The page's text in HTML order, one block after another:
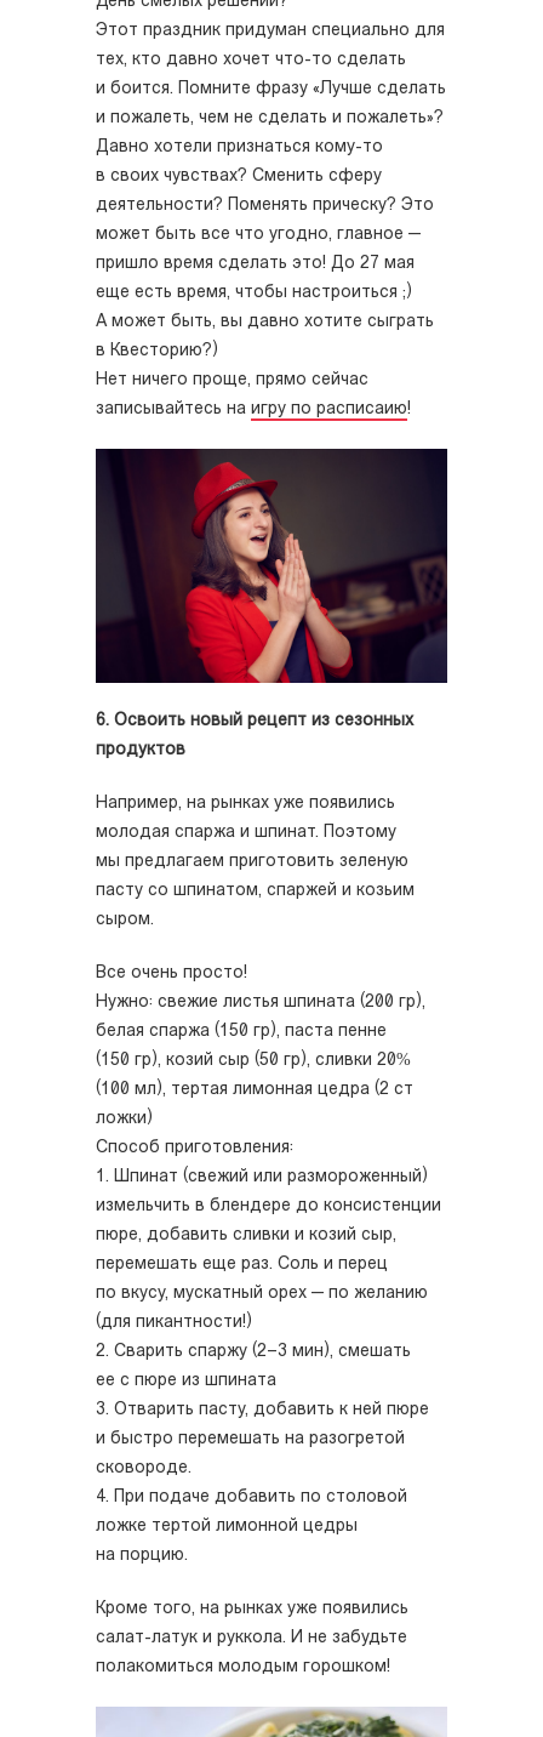
Этот праздник придуман специально для
тех, кто давно хочет что-то сделать
и боится. Помните фразу «Лучше сделать
и пожалеть, чем не сделать и пожалеть»?
Давно хотели признаться кому-то
в своих чувствах? Сменить сферу
деятельности? Поменять прическу? Это
может быть все что угодно, главное —
пришло время сделать это! До 27 мая
еще есть время, чтобы настроиться ;)
А может быть, вы давно хотите сыграть
в Квесторию?)
Нет ничего проще, прямо сейчас
записывайтесь на игру по расписаию!
6. Освоить новый рецепт из сезонных
продуктов
Например, на рынках уже появились
молодая спаржа и шпинат. Поэтому
мы предлагаем приготовить зеленую
пасту со шпинатом, спаржей и козьим
сыром.
Все очень просто!
Нужно: свежие листья шпината (200 гр),
белая спаржа (150 гр), паста пенне
(150 гр), козий сыр (50 гр), сливки 20%
(100 мл), тертая лимонная цедра (2 ст
ложки)
Способ приготовления:
1. Шпинат (свежий или размороженный)
измельчить в блендере до консистенции
пюре, добавить сливки и козий сыр,
перемешать еще раз. Соль и перец
по вкусу, мускатный орех — по желанию
(для пикантности!)
2. Сварить спаржу (2–3 мин), смешать
ее с пюре из шпината
3. Отварить пасту, добавить к ней пюре
и быстро перемешать на разогретой
сковороде.
4. При подаче добавить по столовой
ложке тертой лимонной цедры
на порцию.
Кроме того, на рынках уже появились
салат-латук и руккола. И не забудьте
полакомиться молодым горошком!